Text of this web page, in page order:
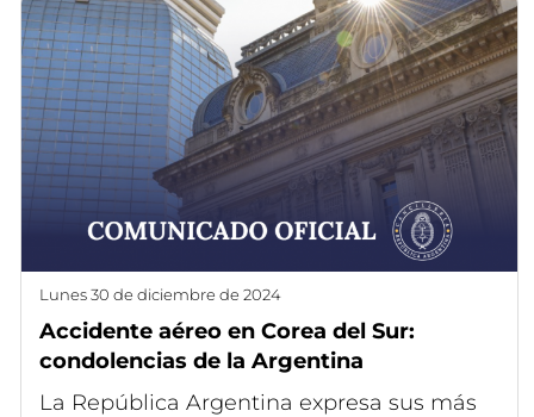
lunes 30 de diciembre de 2024
Accidente aéreo en Corea del Sur:
condolencias de la Argentina
La República Argentina expresa sus más